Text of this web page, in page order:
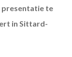
presentatie te
in Sittard-